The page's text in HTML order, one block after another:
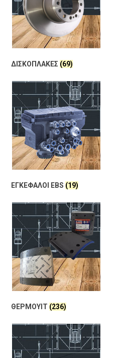
ΔΙΣΚΟΠΛΑΚΕΣ (69)
ΕΓΚΕΦΑΛΟΙ EBS (19)
ΘΕΡΜΟΥΙΤ (236)